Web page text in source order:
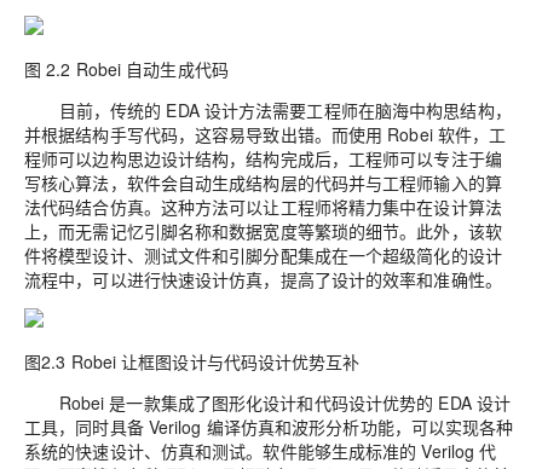
图 2.2 Robei 自动生成代码
目前，传统的 EDA 设计方法需要工程师在脑海中构思结构，
并根据结构手写代码，这容易导致出错。而使用 Robei 软件，工
程师可以边构思边设计结构，结构完成后，工程师可以专注于编
写核心算法，软件会自动生成结构层的代码并与工程师输入的算
法代码结合仿真。这种方法可以让工程师将精力集中在设计算法
上，而无需记忆引脚名称和数据宽度等繁琐的细节。此外，该软
件将模型设计、测试文件和引脚分配集成在一个超级简化的设计
流程中，可以进行快速设计仿真，提高了设计的效率和准确性。
图2.3 Robei 让框图设计与代码设计优势互补
Robei 是一款集成了图形化设计和代码设计优势的 EDA 设计
工具，同时具备 Verilog 编译仿真和波形分析功能，可以实现各种
系统的快速设计、仿真和测试。软件能够生成标准的 Verilog 代